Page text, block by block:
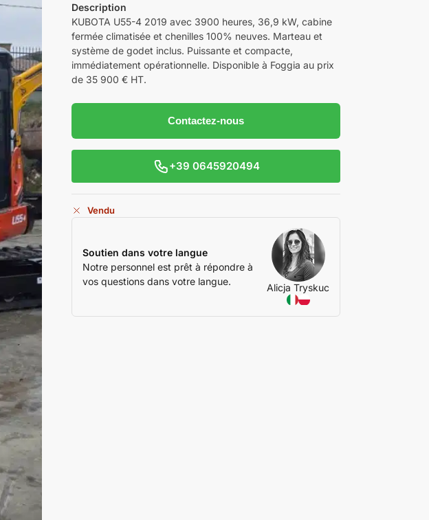
Description
KUBOTA U55-4 2019 avec 3900 heures, 36,9 kW, cabine
fermée climatisée et chenilles 100% neuves. Marteau et
système de godet inclus. Puissante et compacte,
immédiatement opérationnelle. Disponible à Foggia au prix
de 35 900 € HT.
Contactez-nous
+39 0645920494
Vendu
Soutien dans votre langue
Notre personnel est prêt à répondre à
vos questions dans votre langue.
Alicja Tryskuc